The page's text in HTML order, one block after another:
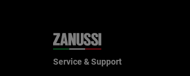
Service & Support